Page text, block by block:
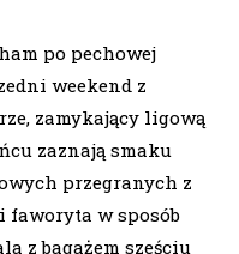
po pechowej
weekend z
zamykający ligową
zaznają smaku
przegranych z
faworyta w sposób
z bagażem sześciu